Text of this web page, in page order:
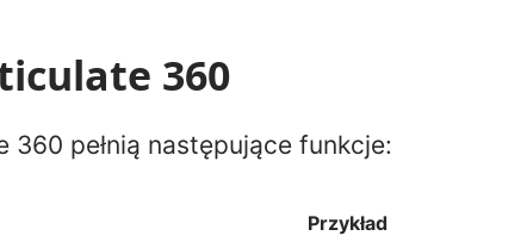
360
360 pełnią następujące funkcje:
Przykład